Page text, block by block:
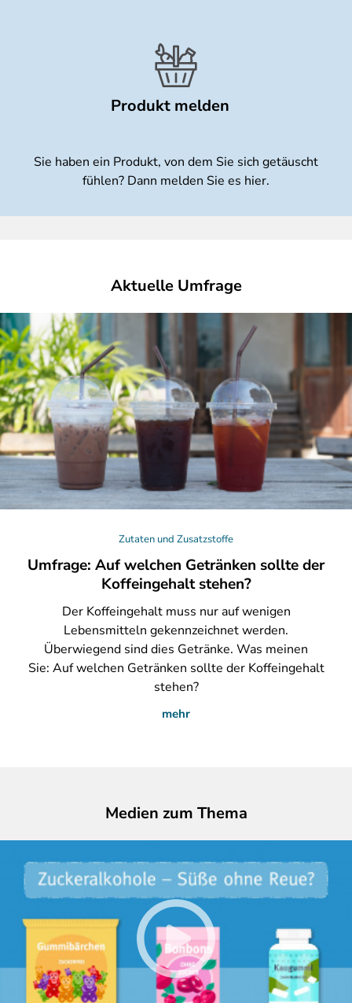
Produkt melden
Sie haben ein Produkt, von dem Sie sich getäuscht
fühlen? Dann melden Sie es hier.
Aktuelle Umfrage
Zutaten und Zusatzstoffe
Umfrage: Auf welchen Getränken sollte der
Koffeingehalt stehen?
DerKoffeingehalt muss nur auf wenigen
Lebensmitteln gekennzeichnet werden.
Überwiegend sind dies Getränke. Was meinen
Sie: Auf welchen Getränken sollte der Koffeingehalt
stehen?
mehr
Medien zum Thema